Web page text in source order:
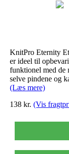
KnitPro Eternity
er ideel til
funktionel med de
selve pindene og
(Læs mere)
138 kr. (Vis